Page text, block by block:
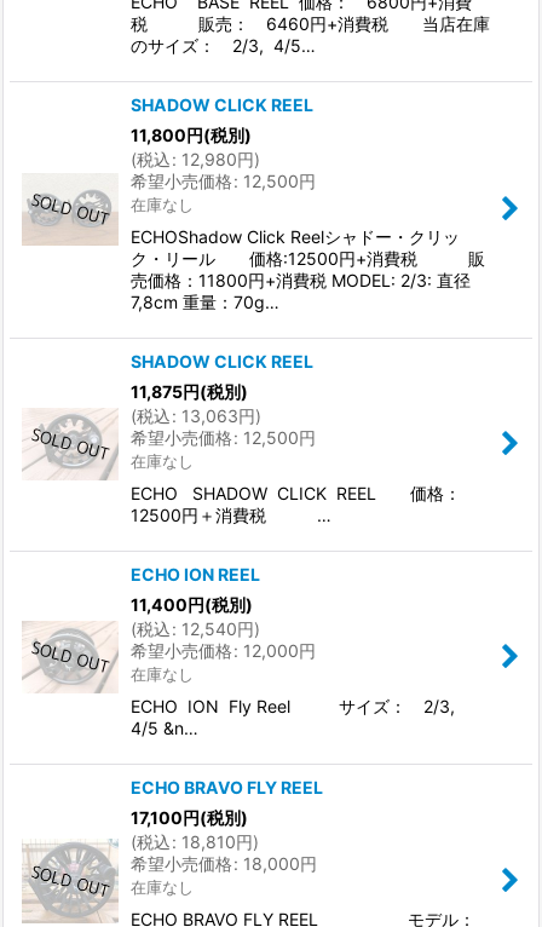
税 販売： 6460円+消費税 当店在庫
のサイズ： 2/3, 4/5…
SHADOW CLICK REEL
11,800円(税別)
(税込: 12,980円)
希望小売価格: 12,500円
在庫なし
ECHOShadow Click Reelシャドー・クリッ
ク・リール 価格:12500円+消費税 販
売価格：11800円+消費税 MODEL: 2/3: 直径
7,8cm 重量：70g…
SHADOW CLICK REEL
11,875円(税別)
(税込: 13,063円)
希望小売価格: 12,500円
在庫なし
ECHO SHADOW CLICK REEL 価格：
12500円＋消費税 …
ECHO ION REEL
11,400円(税別)
(税込: 12,540円)
希望小売価格: 12,000円
在庫なし
ECHO ION Fly Reel サイズ： 2/3,
4/5 &n…
ECHO BRAVO FLY REEL
17,100円(税別)
(税込: 18,810円)
希望小売価格: 18,000円
在庫なし
ECHO BRAVO FLY REEL モデル：